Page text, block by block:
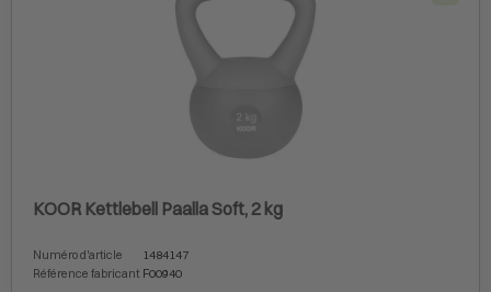
KOOR Kettlebell Paalla Soft, 2 kg
Numéro d'article
1484147
Référence fabricant F00940